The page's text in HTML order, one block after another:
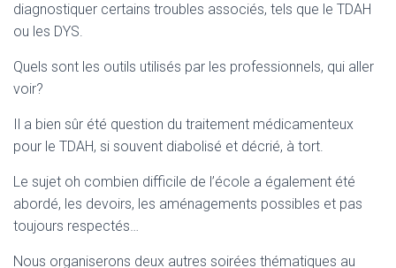
diagnostiquer certains troubles associés, tels que le TDAH
ou les DYS.
Quels sont les outils utilisés par les professionnels, qui aller
voir?
Il a bien sûr été question du traitement médicamenteux
pour le TDAH, si souvent diabolisé et décrié, à tort.
Le sujet oh combien difficile de l’école a également été
abordé, les devoirs, les aménagements possibles et pas
toujours respectés…
Nous organiserons deux autres soirées thématiques au